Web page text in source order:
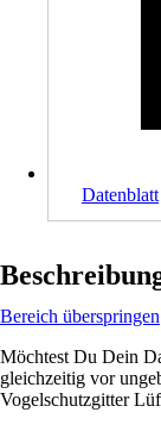
Datenblatt
Bereich überspringen
Möchtest Du Dein
gleichzeitig vor
Vogelschutzgitter